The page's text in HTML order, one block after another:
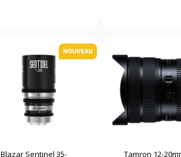
Blazar Sentinel 35- Tamron 12-